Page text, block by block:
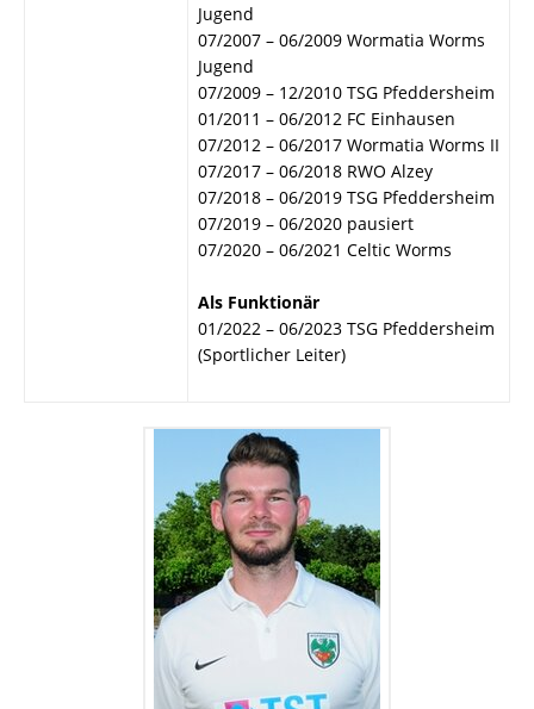
Jugend
07/2007 – 06/2009 Wormatia Worms
Jugend
07/2009 – 12/2010 TSG Pfeddersheim
01/2011 – 06/2012 FC Einhausen
07/2012 – 06/2017 Wormatia Worms II
07/2017 – 06/2018 RWO Alzey
07/2018 – 06/2019 TSG Pfeddersheim
07/2019 – 06/2020 pausiert
07/2020 – 06/2021 Celtic Worms
Als Funktionär
01/2022 – 06/2023 TSG Pfeddersheim
(Sportlicher Leiter)